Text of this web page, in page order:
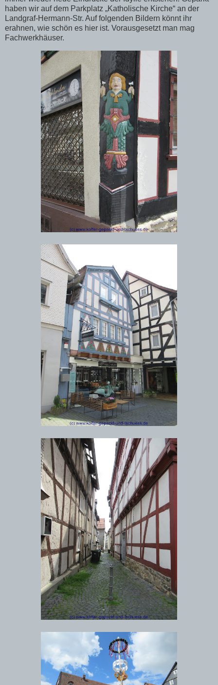
haben wir auf dem Parkplatz „Katholische Kirche“ an der
Landgraf-Hermann-Str. Auf folgenden Bildern könnt ihr
erahnen, wie schön es hier ist. Vorausgesetzt man mag
Fachwerkhäuser.